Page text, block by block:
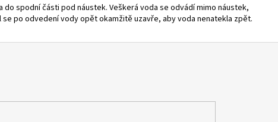
spodní části pod náustek. Veškerá voda se odvádí mimo náustek,
po odvedení vody opět okamžitě uzavře, aby voda nenatekla zpět.